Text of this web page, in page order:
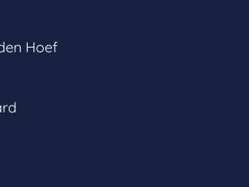
Hoef